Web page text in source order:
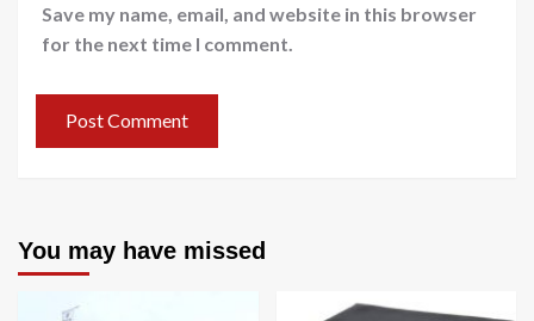
Save my name, email, and website in this browser
for the next time I comment.
You may have missed